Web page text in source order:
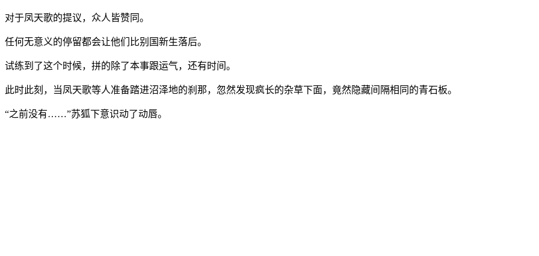
对于凤天歌的提议，众人皆赞同。
任何无意义的停留都会让他们比别国新生落后。
试练到了这个时候，拼的除了本事跟运气，还有时间。
此时此刻，当凤天歌等人准备踏进沼泽地的刹那，忽然发现疯长的杂草下面，竟然隐藏间隔相同的青石板。
“之前没有……”苏狐下意识动了动唇。